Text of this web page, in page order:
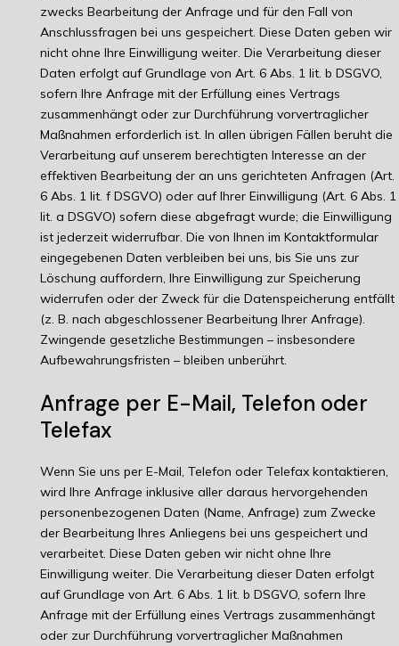
zwecks Bearbeitung der Anfrage und für den Fall von
Anschlussfragen bei uns gespeichert. Diese Daten geben wir
nicht ohne Ihre Einwilligung weiter. Die Verarbeitung dieser
Daten erfolgt auf Grundlage von Art. 6 Abs. 1 lit. b DSGVO,
sofern Ihre Anfrage mit der Erfüllung eines Vertrags
zusammenhängt oder zur Durchführung vorvertraglicher
Maßnahmen erforderlich ist. In allen übrigen Fällen beruht die
Verarbeitung auf unserem berechtigten Interesse an der
effektiven Bearbeitung der an uns gerichteten Anfragen (Art.
6 Abs. 1 lit. f DSGVO) oder auf Ihrer Einwilligung (Art. 6 Abs. 1
lit. a DSGVO) sofern diese abgefragt wurde; die Einwilligung
ist jederzeit widerrufbar. Die von Ihnen im Kontaktformular
eingegebenen Daten verbleiben bei uns, bis Sie uns zur
Löschung auffordern, Ihre Einwilligung zur Speicherung
widerrufen oder der Zweck für die Datenspeicherung entfällt
(z. B. nach abgeschlossener Bearbeitung Ihrer Anfrage).
Zwingende gesetzliche Bestimmungen – insbesondere
Aufbewahrungsfristen – bleiben unberührt.
Anfrage per E-Mail, Telefon oder
Telefax
Wenn Sie uns per E-Mail, Telefon oder Telefax kontaktieren,
wird Ihre Anfrage inklusive aller daraus hervorgehenden
personenbezogenen Daten (Name, Anfrage) zum Zwecke
der Bearbeitung Ihres Anliegens bei uns gespeichert und
verarbeitet. Diese Daten geben wir nicht ohne Ihre
Einwilligung weiter. Die Verarbeitung dieser Daten erfolgt
auf Grundlage von Art. 6 Abs. 1 lit. b DSGVO, sofern Ihre
Anfrage mit der Erfüllung eines Vertrags zusammenhängt
oder zur Durchführung vorvertraglicher Maßnahmen